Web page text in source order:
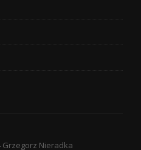
Nieradka